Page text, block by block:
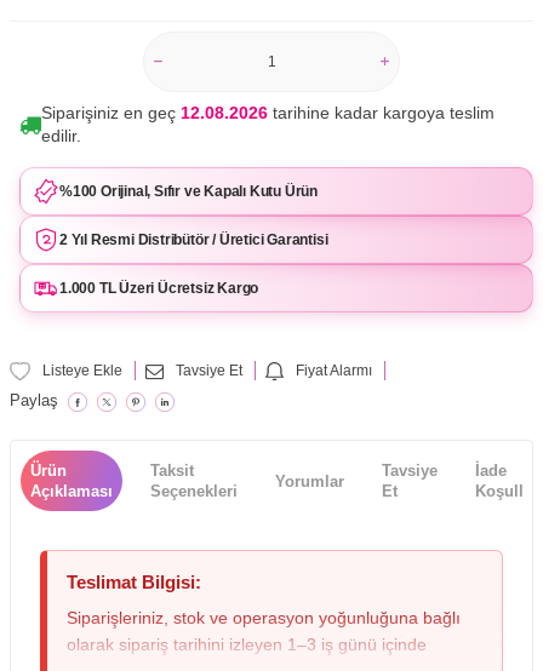
Siparişiniz en geç 12.08.2026 tarihine kadar kargoya teslim
edilir.
%100 Orijinal, Sıfır ve Kapalı Kutu Ürün
2 Yıl Resmi Distribütör / Üretici Garantisi
1.000 TL Üzeri Ücretsiz Kargo
Listeye Ekle Tavsiye Et Fiyat Alarmı
Paylaş
Ürün
Açıklaması
Taksit
Seçenekleri
Yorumlar
Tavsiye
Et
İade
Koşulları
Teslimat Bilgisi:
Siparişleriniz, stok ve operasyon yoğunluğuna bağlı
olarak sipariş tarihini izleyen 1–3 iş günü içinde